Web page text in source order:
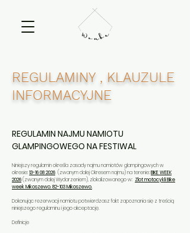
REGULAMINY , KLAUZULE
INFORMACYJNE
REGULAMIN NAJMU NAMIOTU
GLAMPINGOWEGO NA FESTIWAL
Niniejszy regulamin określa zasady najmu namiotów glampingowych w
okresie:13-16 08 2026 (zwanym dalej Okresem najmu) na terenie:BIKE WEEK
2026(zwanym dalej Wydarzeniem), zlokalizowanego w: Zlot motocykli Bike
week Mikoszewo,82-103 Mikoszewo.
Dokonując rezerwacji namiotu potwierdzasz fakt zapoznania się z treścią
niniejszego regulaminu i jego akceptację.
Definicje